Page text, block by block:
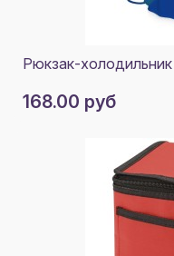
НАТУРАЛЬНЫЙ/БЕЛЫЙ
НАТУРАЛЬНЫЙ/
ЛАЙМОВЫЙ
КРАСНЫЙ
Рюкзак-
168.00 руб